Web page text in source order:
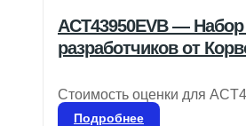
ACT43950EVB —
разработчиков от
Стоимость оценки для
Подробнее